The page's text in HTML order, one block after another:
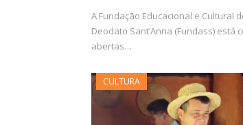
A Fundação Educacional e Cultural
Deodato Sant’Anna (Fundass) está
abertas…
CULTURA